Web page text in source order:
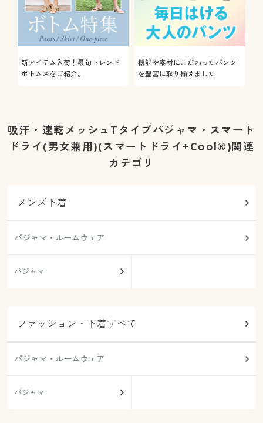
新アイテム入荷！最旬トレンド
ボトムスをご紹介。
機能や素材にこだわったパンツ
を豊富に取り揃えました
吸汗・速乾メッシュTタイプパジャマ・スマート
ドライ(男女兼用)(スマートドライ+Cool®)関連
カテゴリ
メンズ下着
パジャマ・ルームウェア
パジャマ
ファッション・下着すべて
パジャマ・ルームウェア
パジャマ